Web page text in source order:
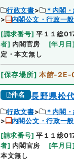
行政文書 ＊内閣
内閣公文・行政一
[請求番号] 平１１総
者] 内閣官房 [年月日]
定・本文無し
[保存場所] 本館-
件名 長野県松
行政文書 ＊内閣
内閣公文・行政一
[請求番号] 平１１総
者] 内閣官房 [年月日]
本文無し